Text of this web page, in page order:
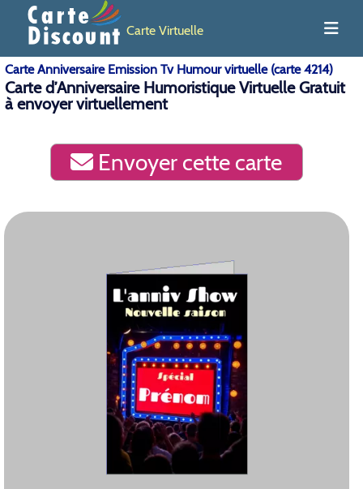
Carte Virtuelle
Carte Anniversaire Emission Tv Humour virtuelle (carte 4214)
Carte d’Anniversaire Humoristique Virtuelle Gratuit
à envoyer virtuellement
Envoyer cette carte